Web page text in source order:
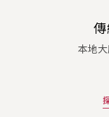
本地